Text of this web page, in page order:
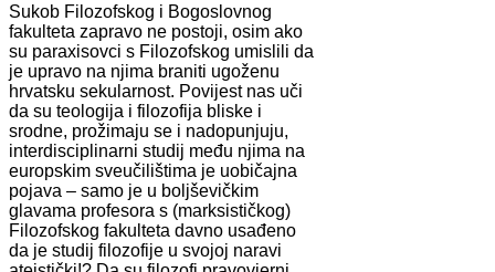
Sukob Filozofskog i Bogoslovnog
fakulteta zapravo ne postoji, osim ako
su paraxisovci s Filozofskog umislili da
je upravo na njima braniti ugoženu
hrvatsku sekularnost. Povijest nas uči
da su teologija i filozofija bliske i
srodne, prožimaju se i nadopunjuju,
interdisciplinarni studij među njima na
europskim sveučilištima je uobičajna
pojava – samo je u boljševičkim
glavama profesora s (marksističkog)
Filozofskog fakulteta davno usađeno
da je studij filozofije u svojoj naravi